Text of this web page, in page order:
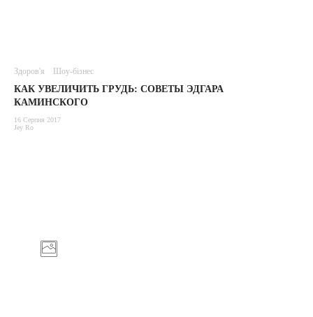
Здоров'я Шоу-бізнес
КАК УВЕЛИЧИТЬ ГРУДЬ: СОВЕТЫ ЭДГАРА
КАМИНСКОГО
16 Серпня 2017
Jey Ro